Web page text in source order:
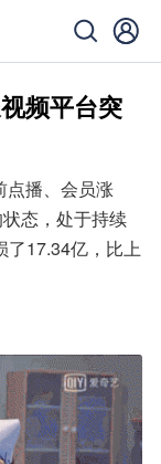
频平台突
点播、会员涨
态，处于持续
了17.34亿，比上